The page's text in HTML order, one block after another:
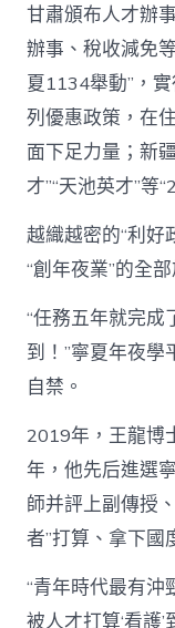
甘肅頒布人才辦
辦事、稅收減免
夏1134舉動”，
列優惠政策，在
面下足力量；新
才”“天池英才”等
越織越密的“利好
“創年夜業”的全
“任務五年就完成
到！”寧夏年夜
自禁。
2019年，王龍博
年，他先后進選
師并評上副傳授
者”打算、拿下
“青年時代最有
被人才打算‘看護